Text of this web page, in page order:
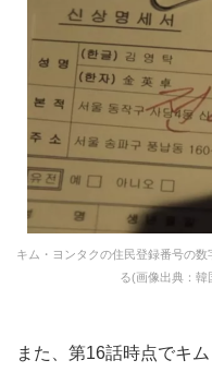
キム・ヨンタクの住民登録番号の
る(画像出典：韓
また、第16話時点でキ